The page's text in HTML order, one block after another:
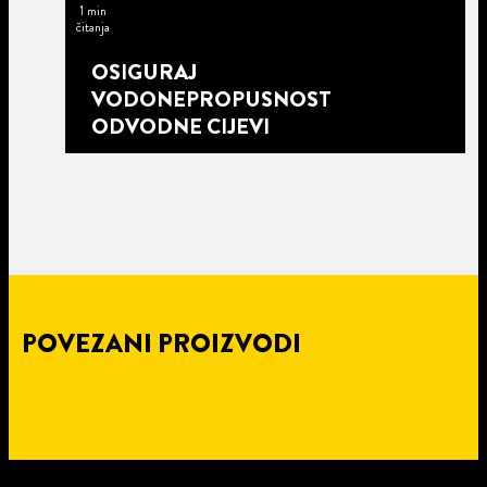
1 min
čitanja
OSIGURAJ
VODONEPROPUSNOST
ODVODNE CIJEVI
2 min
POVEZANI PROIZVODI